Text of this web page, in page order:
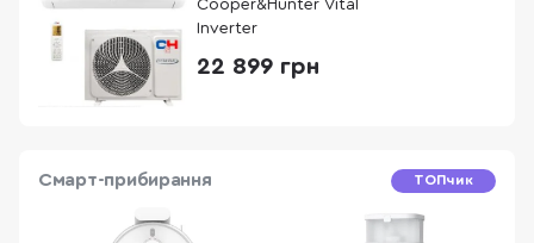
Cooper&Hunter Vital
Inverter
22 899 грн
Смарт-прибирання ТОПчик